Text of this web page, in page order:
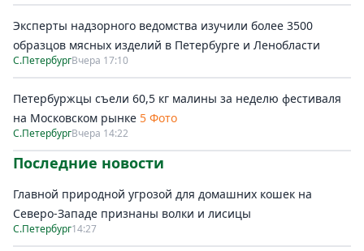
Эксперты надзорного ведомства изучили более 3500
образцов мясных изделий в Петербурге и Ленобласти
С.ПетербургВчера 17:10
Петербуржцы съели 60,5 кг малины за неделю фестиваля
на Московском рынке 5 Фото
С.ПетербургВчера 14:22
Последние новости
Главной природной угрозой для домашних кошек на
Северо-Западе признаны волки и лисицы
С.Петербург14:27